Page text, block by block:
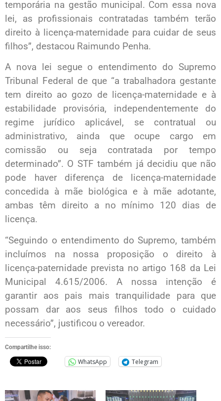
temporária na gestão municipal. Com essa nova
lei, as profissionais contratadas também terão
direito à licença-maternidade para cuidar de seus
filhos”, destacou Raimundo Penha.
A nova lei segue o entendimento do Supremo
Tribunal Federal de que “a trabalhadora gestante
tem direito ao gozo de licença-maternidade e à
estabilidade provisória, independentemente do
regime jurídico aplicável, se contratual ou
administrativo, ainda que ocupe cargo em
comissão ou seja contratada por tempo
determinado”. O STF também já decidiu que não
pode haver diferença de licença-maternidade
concedida à mãe biológica e à mãe adotante,
ambas têm direito a no mínimo 120 dias de
licença.
“Seguindo o entendimento do Supremo, também
incluímos na nossa proposição o direito à
licença-paternidade prevista no artigo 168 da Lei
Municipal 4.615/2006. A nossa intenção é
garantir aos pais mais tranquilidade para que
possam dar aos seus filhos todo o cuidado
necessário”, justificou o vereador.
Compartilhe isso:
WhatsApp Telegram